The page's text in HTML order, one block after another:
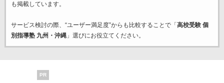
も掲載しています。
サービス検討の際、“ユーザー満足度”からも比較することで「 高校受験 個
別指導塾 九州・沖縄」選びにお役立てください。
PR